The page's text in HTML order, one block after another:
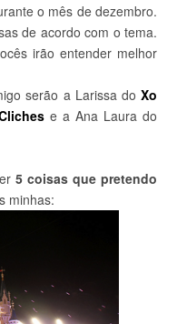
o mês de dezembro.
de acordo com o tema.
irão entender melhor
serão a Larissa doXo
e a Ana Laura do
5 coisas que pretendo
minhas: